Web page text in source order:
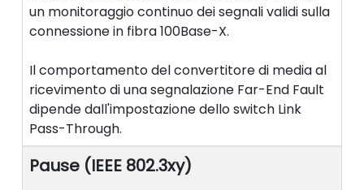
un monitoraggio continuo dei segnali validi sulla
connessione in fibra 100Base-X.
Il comportamento del convertitore di media al
ricevimento di una segnalazione Far-End Fault
dipende dall'impostazione dello switch Link
Pass-Through.
Pause (IEEE 802.3xy)